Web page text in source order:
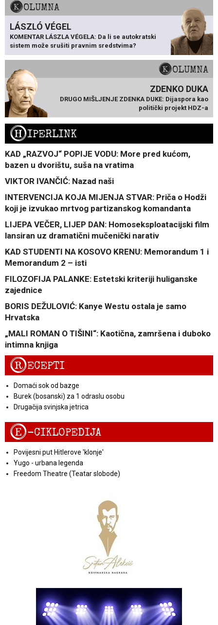
KOLUMNA
LÁSZLÓ VÉGEL
KOMENTAR LÁSZLA VÉGELA: Da li se autokratski
sistem može srušiti pravnim sredstvima?
KOLUMNA
ZDENKO DUKA
DRUGO MIŠLJENJE ZDENKA DUKE: Dijaspora kao
politički projekt HDZ-a
HIPERLINK
KAD „RAZVOJ“ POPIJE VODU: More pred kućom,
bazen u dvorištu, suša na vratima
VIKTOR IVANČIĆ: Nazad naši
INTERVENCIJA KOJA MIJENJA STVAR: Priča o Hodži
koji je izvukao mrtvog partizanskog komandanta
LIJEPA VEČER, LIJEP DAN: Homoseksploatacijski film
lansiran uz dramatični mučenički narativ
KAD STUDENTI NA KOSOVO KRENU: Memorandum 1 i
Memorandum 2 – isti
FILOZOFIJA PALANKE: Estetski kriteriji huliganske
zajednice
BORIS DEŽULOVIĆ: Kanye Westu ostala je samo
Hrvatska
„MALI ROMAN O TIŠINI“: Kaotična, zamršena i duboko
intimna knjiga
RECEPTI
Domaći sok od bazge
Burek (bosanski) za 1 odraslu osobu
Drugačija svinjska jetrica
E-CIKLOPEDIJA
Povijesni put Hitlerove 'klonje'
Yugo - urbana legenda
Freedom Theatre (Teatar slobode)